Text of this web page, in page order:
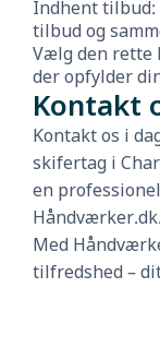
Indhent
tilbud og
Vælg den rette
der opfylder
Kontakt
Kontakt os i
skifertag i
en
Håndværker.dk.
Med
tilfredshed –